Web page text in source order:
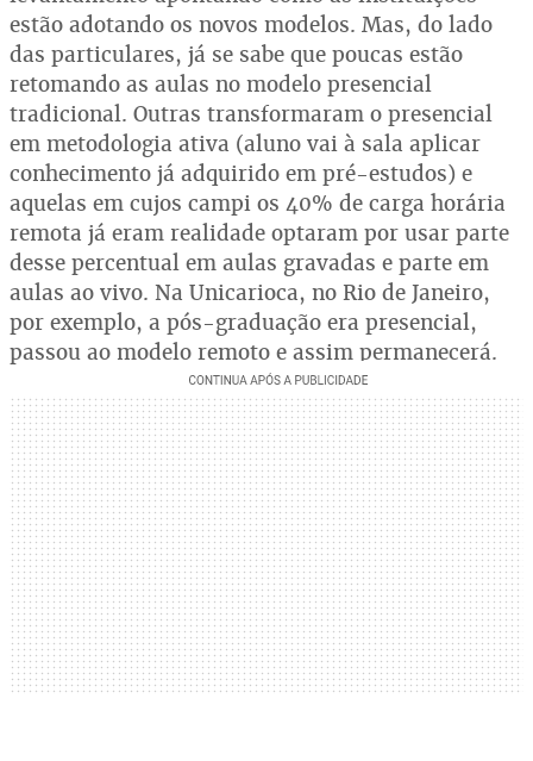
estão adotando os novos modelos. Mas, do lado
das particulares, já se sabe que poucas estão
retomando as aulas no modelo presencial
tradicional. Outras transformaram o presencial
em metodologia ativa (aluno vai à sala aplicar
conhecimento já adquirido em pré-estudos) e
aquelas em cujos campi os 40% de carga horária
remota já eram realidade optaram por usar parte
desse percentual em aulas gravadas e parte em
aulas ao vivo. Na Unicarioca, no Rio de Janeiro,
por exemplo, a pós-graduação era presencial,
passou ao modelo remoto e assim permanecerá.